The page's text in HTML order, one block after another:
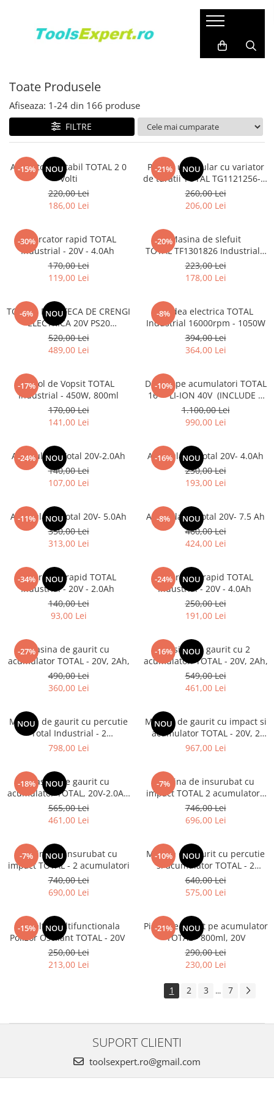
Produse
Toate Produsele
Afiseaza: 1-24 din 166 produse
FILTRE
-15% NOU
Aspirator portabil TOTAL 2 0
Volti
220,00 Lei
186,00 Lei
-21% NOU
Polizor unghiular cu variator
de turatii TOTAL TG1121256-3,
1010W, 125mm
260,00 Lei
206,00 Lei
-30%
Incarcator rapid TOTAL
Industrial - 20V - 4.0Ah
170,00 Lei
119,00 Lei
-20%Masina de slefuit
TOTAL TF1301826 Industrial -
320W, 14000 rpm
223,00 Lei
178,00 Lei
-6% NOU
TOTAL - FOARFECA DE CRENGI
ELECTRICA 20V PS20
(NUINCLUDE ACUMULATOR SI
INCARCATOR)
520,00 Lei
489,00 Lei
-8%
Rindea electrica TOTAL
Industrial 16000rpm - 1050W
394,00 Lei
364,00 Lei
-17%
Pistol de Vopsit TOTAL
Industrial - 450W, 800ml
170,00 Lei
141,00 Lei
-10%
Drujba pe acumulatori TOTAL
16'' - LI-ION 40V (INCLUDE 2
ACUMULATORI + 1
INCARCATOR)
1.100,00 Lei
990,00 Lei
-24% NOU
Acumulator Total 20V-2.0Ah
140,00 Lei
107,00 Lei
-16% NOU
Acumulator Total 20V- 4.0Ah
230,00 Lei
193,00 Lei
-11% NOU
Acumulator Total 20V- 5.0Ah
350,00 Lei
313,00 Lei
-8% NOU
Acumulator Total 20V- 7.5 Ah
460,00 Lei
424,00 Lei
-34% NOU
Incarcator rapid TOTAL
Industrial - 20V - 2.0Ah
140,00 Lei
93,00 Lei
-24% NOU
Incarcator rapid TOTAL
Industrial - 20V - 4.0Ah
250,00 Lei
191,00 Lei
-27%Masina de gaurit cu
acumulator TOTAL - 20V, 2Ah,
490,00 Lei
360,00 Lei
-16% NOU
Masina de gaurit cu 2
acumulatori TOTAL - 20V, 2Ah,
549,00 Lei
461,00 Lei
NOU
Masina de gaurit cu percutie
Total Industrial - 2
acumulatori, 20V, 2Ah + 50
798,00 Lei
NOU
Masina de gaurit cu impact si
acumulator TOTAL - 20V, 2
acumulatori
967,00 Lei
-18% NOU
Masina de gaurit cu
acumulator TOTAL, 20V-2.0AH
LI-ION (2 ACUMULATORI)
(INDUSTRIAL)
565,00 Lei
461,00 Lei
-7%
Masina de insurubat cu
impact TOTAL 2 acumulatori,
2Ah - 20V
746,00 Lei
696,00 Lei
-7% NOU
Masina de insurubat cu
impact TOTAL - 2 acumulatori
740,00 Lei
690,00 Lei
-10% NOU
Masina de gaurit cu percutie
si acumulator TOTAL - 2
acumulatori, 2Ah
640,00 Lei
575,00 Lei
-15% NOU
Unealta Multifunctionala
Polizor Oscilant TOTAL - 20V
250,00 Lei
213,00 Lei
-21% NOU
Pistol de vopsit pe acumulator
TOTAL - 800ml, 20V
290,00 Lei
230,00 Lei
1 2 3 ... 7
SUPORT CLIENTI
toolsexpert.ro@gmail.com